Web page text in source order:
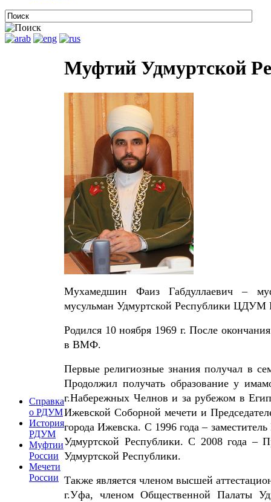
Справка
о РДУМ
История
РДУМ
Муфтии
России
Мечети
России
Муфтий Удмуртской
Мухамедшин Фаиз Габдуллаевич –
мусульман Удмуртской Республики ЦДУМ
Родился 10 ноября 1969 г. После
в ВМФ.
Первые религиозные знания получал в
Продолжил получать образование у
г.Набережных Челнов и за рубежом в
Ижевской Соборной мечети и
города Ижевска. С 1996 года –
Удмуртской Республики. С 2008 года –
Удмуртской Республики.
Также является членом высшей
г.Уфа, членом Общественной Палаты